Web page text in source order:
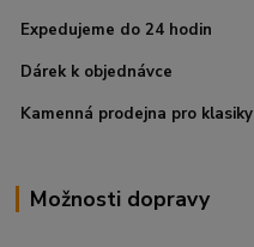
Expedujeme do 24 hodin
Dárek k objednávce
Kamenná prodejna pro klasiky
Možnosti dopravy